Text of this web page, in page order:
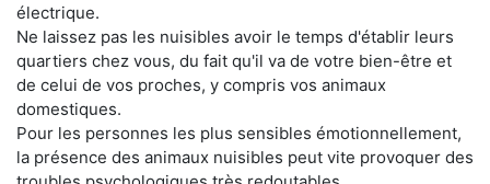
électrique.
Ne laissez pas les nuisibles avoir le temps d'établir leurs
quartiers chez vous, du fait qu'il va de votre bien-être et
de celui de vos proches, y compris vos animaux
domestiques.
Pour les personnes les plus sensibles émotionnellement,
la présence des animaux nuisibles peut vite provoquer des